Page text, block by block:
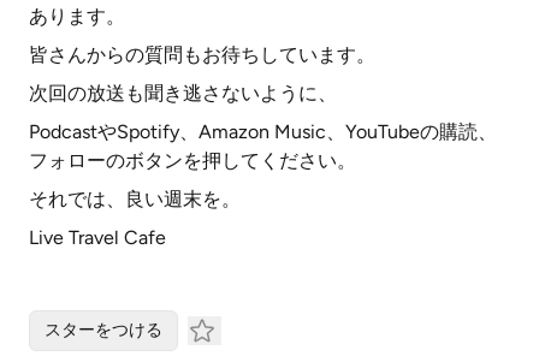
あります。
皆さんからの質問もお待ちしています。
次回の放送も聞き逃さないように、
PodcastやSpotify、Amazon Music、YouTubeの購読、
フォローのボタンを押してください。
それでは、良い週末を。
Live Travel Cafe
スターをつける